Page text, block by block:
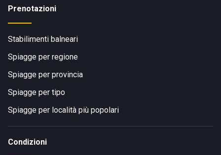
Prenotazioni
Stabilimenti balneari
Spiagge per regione
Spiagge per provincia
Spiagge per tipo
Spiagge per località più popolari
Condizioni